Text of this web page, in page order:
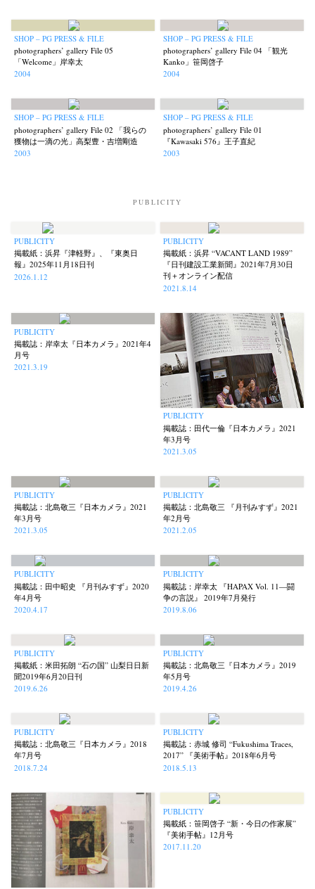
Workshop Documents
Terms & Privacy Policy Bookstores Newsletter
(27) Kazumichi Hashimoto (6)
Keiko Sasaoka (267)
Masako Matsui (23) Masashi Otomo
Naonori Oshima
Postwar and Shōwa-Era Presence (2) Publication Remembrance
Renchan (21) Review (23) Rintaro Kameoka (32) Shoreline (56)
Special Exhibitions Takuro Yoneda (44)
SHOP – PG PRESS & FILE
photographers’ gallery File 05
「Welcome」岸幸太
2004
SHOP – PG PRESS & FILE
photographers’ gallery File 04 「観光
Kanko」笹岡啓子
2004
SHOP – PG PRESS & FILE
photographers’ gallery File 02 「我らの
獲物は一滴の光」高梨豊・吉増剛造
2003
SHOP – PG PRESS & FILE
photographers’ gallery File 01
『Kawasaki 576』王子直紀
2003
PUBLICITY
PUBLICITY
掲載紙：浜昇『津軽野』、『東奥日
報』2025年11月18日刊
2026.1.12
PUBLICITY
掲載紙：浜昇 “VACANT LAND 1989”
『日刊建設工業新聞』2021年7月30日
刊＋オンライン配信
2021.8.14
PUBLICITY
掲載誌：岸幸太『日本カメラ』2021年4
月号
2021.3.19
PUBLICITY
掲載誌：田代一倫『日本カメラ』2021
年3月号
2021.3.05
PUBLICITY
掲載誌：北島敬三『日本カメラ』2021
年3月号
2021.3.05
PUBLICITY
掲載誌：北島敬三 『月刊みすず』2021
年2月号
2021.2.05
PUBLICITY
掲載誌：田中昭史 『月刊みすず』2020
年4月号
2020.4.17
PUBLICITY
掲載誌：岸幸太 『HAPAX Vol. 11—闘
争の言説』 2019年7月発行
2019.8.06
PUBLICITY
掲載紙：米田拓朗 “石の国” 山梨日日新
聞2019年6月20日刊
2019.6.26
PUBLICITY
掲載誌：北島敬三『日本カメラ』2019
年5月号
2019.4.26
PUBLICITY
掲載誌：北島敬三『日本カメラ』2018
年7月号
2018.7.24
PUBLICITY
掲載誌：赤城 修司 “Fukushima Traces,
2017” 『美術手帖』2018年6月号
2018.5.13
PUBLICITY
掲載紙：笹岡啓子 “新・今日の作家展”
『美術手帖』12月号
2017.11.20